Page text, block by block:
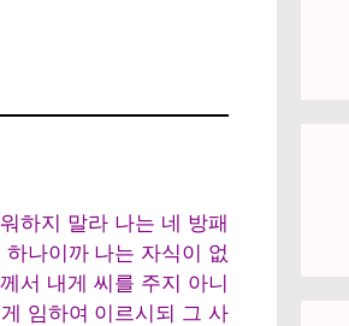
하지 말라 나는 네 방패
나이까 나는 자식이 없
서 내게 씨를 주지 아니
임하여 이르시되 그 사